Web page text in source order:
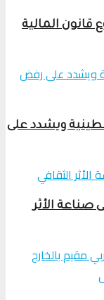
المالية
ويشدد على
الأثر